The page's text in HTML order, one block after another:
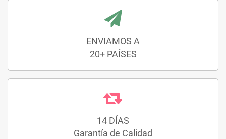
ENVIAMOS A
20+ PAÍSES
14 DÍAS
Garantía de Calidad